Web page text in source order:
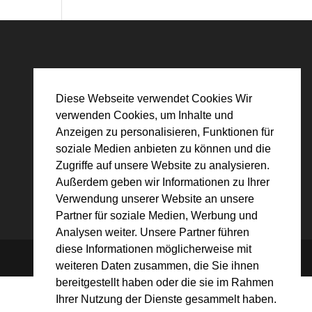
Diese Webseite verwendet Cookies Wir
verwenden Cookies, um Inhalte und
Anzeigen zu personalisieren, Funktionen für
soziale Medien anbieten zu können und die
Zugriffe auf unsere Website zu analysieren.
Außerdem geben wir Informationen zu Ihrer
Verwendung unserer Website an unsere
Partner für soziale Medien, Werbung und
Analysen weiter. Unsere Partner führen
diese Informationen möglicherweise mit
weiteren Daten zusammen, die Sie ihnen
bereitgestellt haben oder die sie im Rahmen
Ihrer Nutzung der Dienste gesammelt haben.